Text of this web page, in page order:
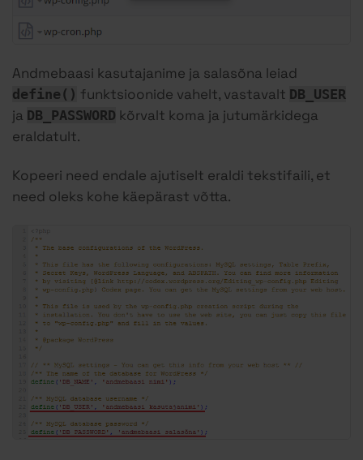
Andmebaasi kasutajanime ja salasõna leiad
define() funktsioonide vahelt, vastavalt DB_USER
ja DB_PASSWORD kõrvalt koma ja jutumärkidega
eraldatult.
Kopeeri need endale ajutiselt eraldi tekstifaili, et
need oleks kohe käepärast võtta.